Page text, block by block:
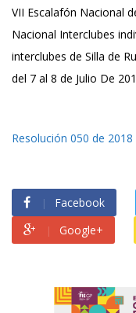
VII Escalafón Nacional
Nacional Interclubes
interclubes de Silla de
del 7 al 8 de Julio De
Resolución 050 de 2018
Facebook
Google+